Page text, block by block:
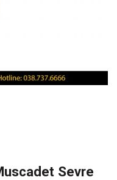
Sevre